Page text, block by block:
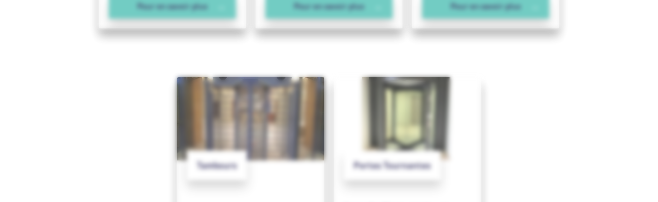
Pour en savoir plus Pour en savoir plus Pour en savoir plus
Tambours Portes Tournantes